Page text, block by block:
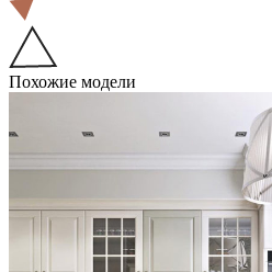
Похожие модели